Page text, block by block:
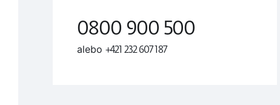
0800 900 500
alebo +421 232 607 187